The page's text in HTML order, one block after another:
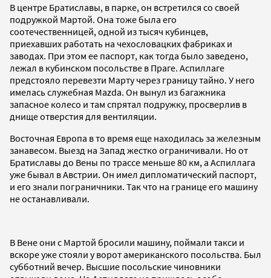
В центре Братиславы, в парке, он встретился со своей
подружкой Мартой. Она тоже была его
соотечественницей, одной из тысяч кубинцев,
приехавших работать на чехословацких фабриках и
заводах. При этом ее паспорт, как тогда было заведено,
лежал в кубинском посольстве в Праге. Аспиллаге
предстояло перевезти Марту через границу тайно. У него
имелась служебная Mazda. Он вынул из багажника
запасное колесо и там спрятал подружку, просверлив в
днище отверстия для вентиляции.
Восточная Европа в то время еще находилась за железным
занавесом. Выезд на Запад жестко ограничивали. Но от
Братиславы до Вены по трассе меньше 80 км, а Аспиллага
уже бывал в Австрии. Он имел дипломатический паспорт,
и его знали пограничники. Так что на границе его машину
не останавливали.
В Вене они с Мартой бросили машину, поймали такси и
вскоре уже стояли у ворот американского посольства. Был
субботний вечер. Высшие посольские чиновники